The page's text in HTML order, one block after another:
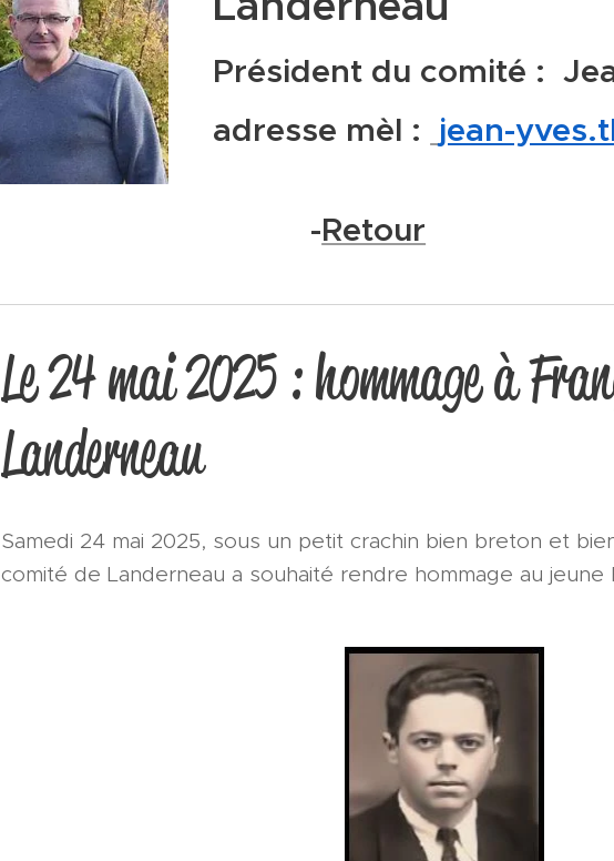
Président du comité :
adresse mèl : jean-
-Retour
Le 24 mai 2025 : hommage à
Landerneau
Samedi 24 mai 2025, sous un petit crachin bien breton et
comité de Landerneau a souhaité rendre hommage au jeune